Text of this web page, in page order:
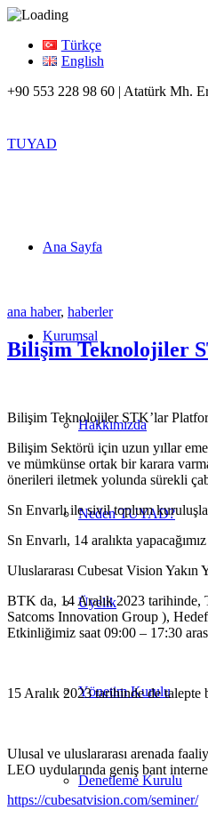
Türkçe
English
+90 553 228 98 60 | Atatürk Mh.
TUYAD
Ana Sayfa
Kurumsal
Hakkımızda
Neden TUYAD?
Üyelik
Yönetim Kurulu
Denetleme Kurulu
ana haber, haberler
Bilişim Teknolojiler
Bilişim Teknolojiler STK’lar
Bilişim Sektörü için uzun yıllar
ve mümkünse ortak bir karara
önerileri iletmek yolunda sürekli
Sn Envarlı ile sivil toplum
Sn Envarlı, 14 aralıkta
Uluslararası Cubesat Vision
BTK da, 14 Aralık 2023
Satcoms Innovation Group ),
Etkinliğimiz saat 09:00 – 17:30
15 Aralık 2023 tarihinde de talepte
Ulusal ve uluslararası arenada
LEO uydularında geniş bant
https://cubesatvision.com/seminer/